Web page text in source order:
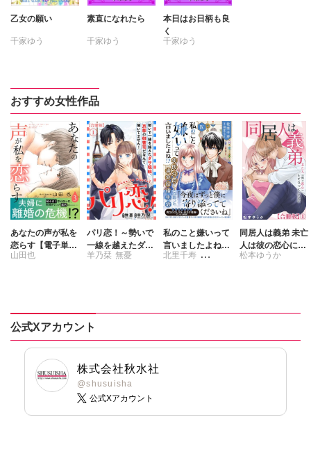
乙女の願い
千家ゆう
素直になれたら
千家ゆう
本日はお日柄も良
く
千家ゆう
おすすめ女性作品
あなたの声が私を
恋らす【電子単行
本版】3
山田也
パリ恋！～勢いで
一線を越えたダサ
眼鏡、京都の御曹
羊乃栞 無憂
私のこと嫌いって
言いましたよね!?
変態公爵による困
北里千寿
同居人は義弟 未亡
人は彼の恋心にま
だ気づいていない
松本ゆうか
公式Xアカウント
株式会社秋水社
@shusuisha
公式Xアカウント